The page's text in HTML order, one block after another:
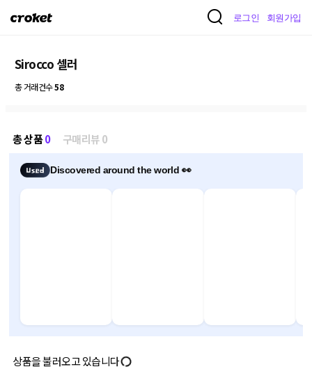
크
로그인 회원가입
Sirocco 셀러
총 거래건수58
총 상품0 구매리뷰 0
Discovered around the world 👀
상품을 불러오고 있습니다